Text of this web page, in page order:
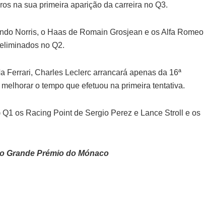
na sua primeira aparição da carreira no Q3.
Norris, o Haas de Romain Grosjean e os Alfa Romeo
no Q2.
Ferrari, Charles Leclerc arrancará apenas da 16ª
o tempo que efetuou na primeira tentativa.
os Racing Point de Sergio Perez e Lance Stroll e os
Grande Prémio do Mónaco